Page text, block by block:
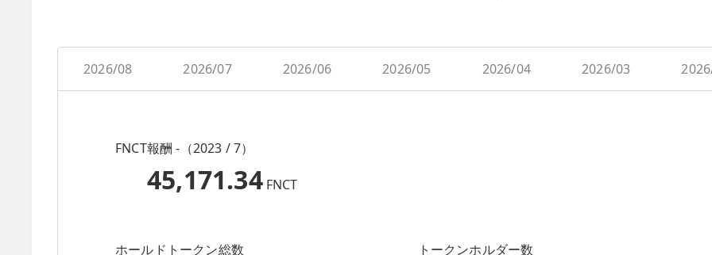
2026/08 2026/07 2026/06 2026/05 2026/04 2026/03
FNCT報酬 -（2023 / 7）
45,171.34 FNCT
ホールドトークン総数 トークンホルダー数